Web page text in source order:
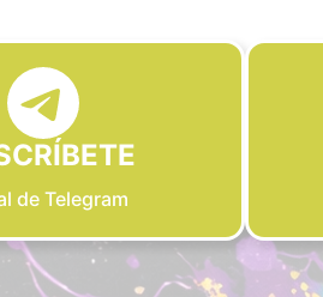
de Telegram